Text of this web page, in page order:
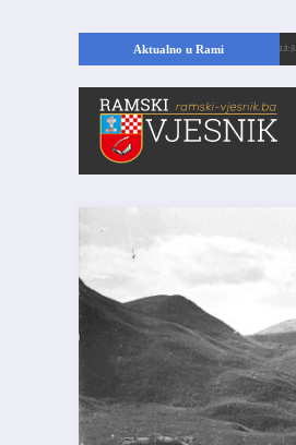
Aktualno u Rami
temelje kuće, pronašao vrijedne arheološke ostatke